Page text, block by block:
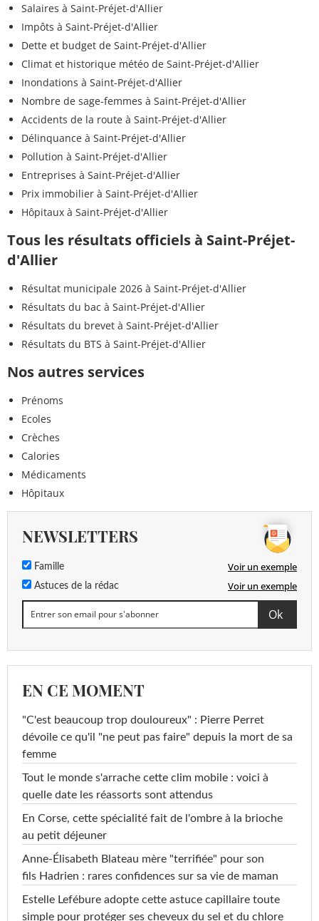
Salaires à Saint-Préjet-d'Allier
Impôts à Saint-Préjet-d'Allier
Dette et budget de Saint-Préjet-d'Allier
Climat et historique météo de Saint-Préjet-d'Allier
Inondations à Saint-Préjet-d'Allier
Nombre de sage-femmes à Saint-Préjet-d'Allier
Accidents de la route à Saint-Préjet-d'Allier
Délinquance à Saint-Préjet-d'Allier
Pollution à Saint-Préjet-d'Allier
Entreprises à Saint-Préjet-d'Allier
Prix immobilier à Saint-Préjet-d'Allier
Hôpitaux à Saint-Préjet-d'Allier
Tous les résultats officiels à Saint-Préjet-
d'Allier
Résultat municipale 2026 à Saint-Préjet-d'Allier
Résultats du bac à Saint-Préjet-d'Allier
Résultats du brevet à Saint-Préjet-d'Allier
Résultats du BTS à Saint-Préjet-d'Allier
Nos autres services
Prénoms
Ecoles
Crèches
Calories
Médicaments
Hôpitaux
NEWSLETTERS
Famille Voir un exemple
Astuces de la rédac Voir un exemple
EN CE MOMENT
"C'est beaucoup trop douloureux" : Pierre Perret
dévoile ce qu'il "ne peut pas faire" depuis la mort de sa
femme
Tout le monde s'arrache cette clim mobile : voici à
quelle date les réassorts sont attendus
En Corse, cette spécialité fait de l'ombre à la brioche
au petit déjeuner
Anne-Élisabeth Blateau mère "terrifiée" pour son
fils Hadrien : rares confidences sur sa vie de maman
Estelle Lefébure adopte cette astuce capillaire toute
simple pour protéger ses cheveux du sel et du chlore